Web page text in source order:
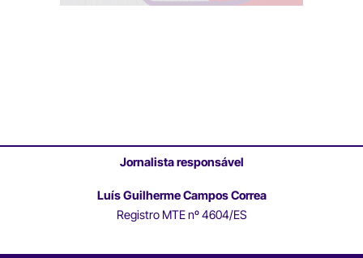
Jornalista responsável
Luís Guilherme Campos Correa
Registro MTE nº 4604/ES